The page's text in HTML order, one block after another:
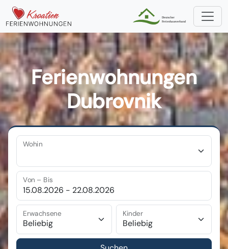
Ferienwohnungen
Dubrovnik
Wohin
Von – Bis
Erwachsene Kinder